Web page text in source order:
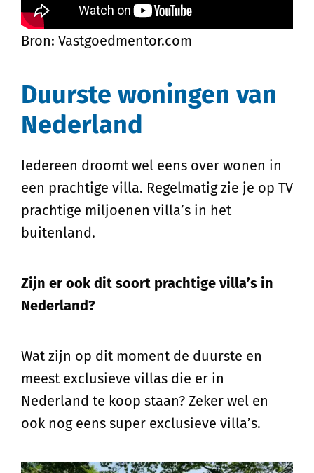
Bron: Vastgoedmentor.com
Duurste woningen van
Nederland
Iedereen droomt wel eens over wonen in
een prachtige villa. Regelmatig zie je op TV
prachtige miljoenen villa’s in het
buitenland.
Zijn er ook dit soort prachtige villa’s in
Nederland?
Wat zijn op dit moment de duurste en
meest exclusieve villas die er in
Nederland te koop staan? Zeker wel en
ook nog eens super exclusieve villa’s.